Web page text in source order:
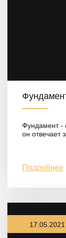
Фундамент -
он отвечает
Подробнее
17.05.2021